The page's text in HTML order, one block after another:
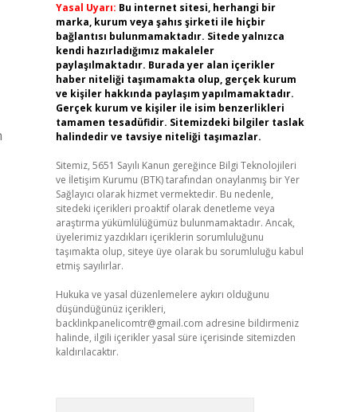
Yasal Uyarı: Bu internet sitesi, herhangi bir
marka, kurum veya şahıs şirketi ile hiçbir
bağlantısı bulunmamaktadır. Sitede yalnızca
kendi hazırladığımız makaleler
paylaşılmaktadır. Burada yer alan içerikler
haber niteliği taşımamakta olup, gerçek kurum
ve kişiler hakkında paylaşım yapılmamaktadır.
Gerçek kurum ve kişiler ile isim benzerlikleri
tamamen tesadüfidir. Sitemizdeki bilgiler taslak
halindedir ve tavsiye niteliği taşımazlar.
Sitemiz, 5651 Sayılı Kanun gereğince Bilgi Teknolojileri
ve İletişim Kurumu (BTK) tarafından onaylanmış bir Yer
Sağlayıcı olarak hizmet vermektedir. Bu nedenle,
sitedeki içerikleri proaktif olarak denetleme veya
araştırma yükümlülüğümüz bulunmamaktadır. Ancak,
üyelerimiz yazdıkları içeriklerin sorumluluğunu
taşımakta olup, siteye üye olarak bu sorumluluğu kabul
etmiş sayılırlar.
Hukuka ve yasal düzenlemelere aykırı olduğunu
düşündüğünüz içerikleri,
backlinkpanelicomtr@gmail.com adresine bildirmeniz
halinde, ilgili içerikler yasal süre içerisinde sitemizden
kaldırılacaktır.